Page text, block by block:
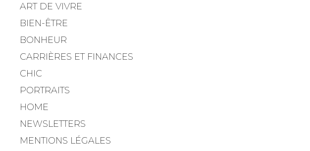
ART DE VIVRE
BIEN-ÊTRE
BONHEUR
CARRIÈRES ET FINANCES
CHIC
PORTRAITS
HOME
NEWSLETTERS
MENTIONS LÉGALES